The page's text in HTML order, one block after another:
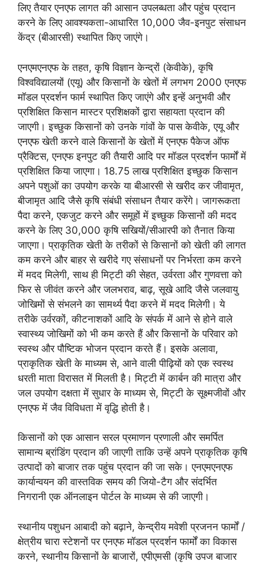
लिए तैयार एनएफ लागत की आसान उपलब्धता और पहुंच प्रदान
करने के लिए आवश्यकता-आधारित 10,000 जैव-इनपुट संसाधन
केंद्र (बीआरसी) स्थापित किए जाएंगे।
एनएमएनएफ के तहत, कृषि विज्ञान केन्द्रों (केवीके), कृषि
विश्वविद्यालयों (एयू) और किसानों के खेतों में लगभग 2000 एनएफ
मॉडल प्रदर्शन फार्म स्थापित किए जाएंगे और इन्हें अनुभवी और
प्रशिक्षित किसान मास्टर प्रशिक्षकों द्वारा सहायता प्रदान की
जाएगी। इच्छुक किसानों को उनके गांवों के पास केवीके, एयू और
एनएफ खेती करने वाले किसानों के खेतों में एनएफ पैकेज ऑफ
प्रैक्टिस, एनएफ इनपुट की तैयारी आदि पर मॉडल प्रदर्शन फार्मों में
प्रशिक्षित किया जाएगा। 18.75 लाख प्रशिक्षित इच्छुक किसान
अपने पशुओं का उपयोग करके या बीआरसी से खरीद कर जीवामृत,
बीजामृत आदि जैसे कृषि संबंधी संसाधन तैयार करेंगे। जागरूकता
पैदा करने, एकजुट करने और समूहों में इच्छुक किसानों की मदद
करने के लिए 30,000 कृषि सखियों/सीआरपी को तैनात किया
जाएगा। प्राकृतिक खेती के तरीकों से किसानों को खेती की लागत
कम करने और बाहर से खरीदे गए संसाधनों पर निर्भरता कम करने
में मदद मिलेगी, साथ ही मिट्टी की सेहत, उर्वरता और गुणवत्ता को
फिर से जीवंत करने और जलभराव, बाढ़, सूखे आदि जैसे जलवायु
जोखिमों से संभलने का सामर्थ्य पैदा करने में मदद मिलेगी। ये
तरीके उर्वरकों, कीटनाशकों आदि के संपर्क में आने से होने वाले
स्वास्थ्य जोखिमों को भी कम करते हैं और किसानों के परिवार को
स्वस्थ और पौष्टिक भोजन प्रदान करते हैं। इसके अलावा,
प्राकृतिक खेती के माध्यम से, आने वाली पीढ़ियों को एक स्वस्थ
धरती माता विरासत में मिलती है। मिट्टी में कार्बन की मात्रा और
जल उपयोग दक्षता में सुधार के माध्यम से, मिट्टी के सूक्ष्मजीवों और
एनएफ में जैव विविधता में वृद्धि होती है।
किसानों को एक आसान सरल प्रमाणन प्रणाली और समर्पित
सामान्य ब्रांडिंग प्रदान की जाएगी ताकि उन्हें अपने प्राकृतिक कृषि
उत्पादों को बाजार तक पहुंच प्रदान की जा सके। एनएमएनएफ
कार्यान्वयन की वास्तविक समय की जियो-टैग और संदर्भित
निगरानी एक ऑनलाइन पोर्टल के माध्यम से की जाएगी।
स्थानीय पशुधन आबादी को बढ़ाने, केन्द्रीय मवेशी प्रजनन फार्मों /
क्षेत्रीय चारा स्टेशनों पर एनएफ मॉडल प्रदर्शन फार्मों का विकास
करने, स्थानीय किसानों के बाजारों, एपीएमसी (कृषि उपज बाजार